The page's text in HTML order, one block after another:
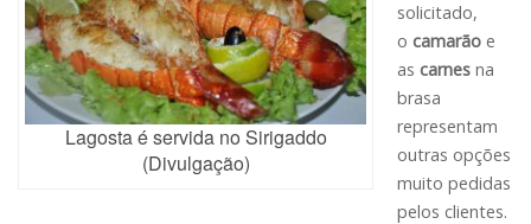
Lagosta é servida no Sirigaddo
(Divulgação)
solicitado,
o camarão e
as carnes na
brasa
representam
outras opções
muito pedidas
pelos clientes.